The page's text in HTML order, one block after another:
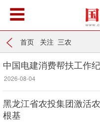
首页> 关注 三农
中国电建消费帮扶工作
2026-08-04
黑龙江省农投集团激活
根基